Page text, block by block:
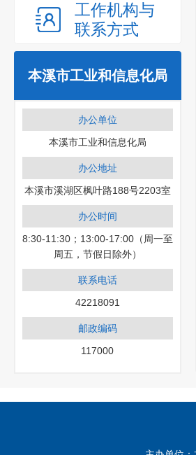
工作机构与
联系方式
本溪市工业和信息化局
办公单位
本溪市工业和信息化局
办公地址
本溪市溪湖区枫叶路188号2203室
办公时间
8:30-11:30；13:00-17:00（周一至
周五，节假日除外）
联系电话
42218091
邮政编码
117000